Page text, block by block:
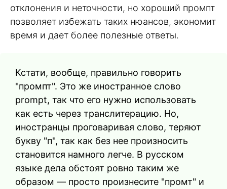
отклонения и неточности, но хороший промпт
позволяет избежать таких нюансов, экономит
время и дает более полезные ответы.
Кстати, вообще, правильно говорить
"промпт". Это же иностранное слово
prompt, так что его нужно использовать
как есть через транслитерацию. Но,
иностранцы проговаривая слово, теряют
букву "п", так как без нее произносить
становится намного легче. В русском
языке дела обстоят ровно таким же
образом — просто произнесите "промт" и